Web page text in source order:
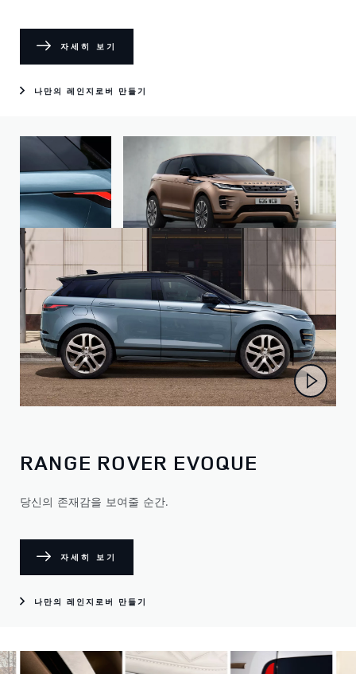
자세히 보기
나만의 레인지로버 만들기
RANGE ROVER EVOQUE
당신의 존재감을 보여줄 순간.
자세히 보기
나만의 레인지로버 만들기